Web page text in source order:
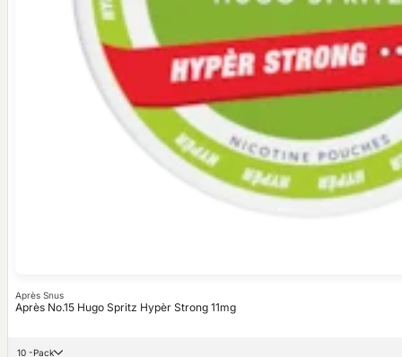
Après Snus
Après No.15 Hugo Spritz Hypèr Strong 11mg
10 -Pack